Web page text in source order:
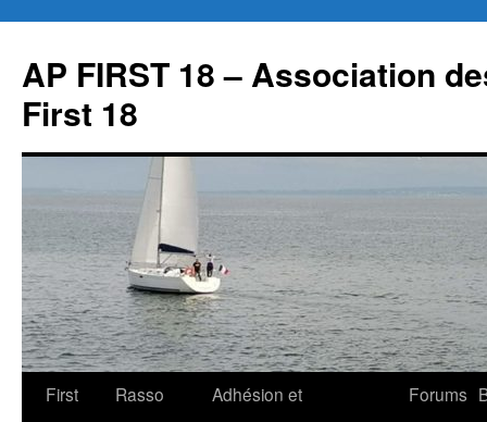
contenu
AP FIRST 18 – Association
First 18
First
Rasso
Adhésion et
Forums